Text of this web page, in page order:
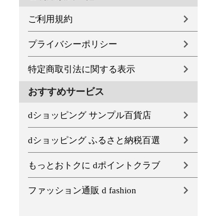
ご利用規約
プライバシーポリシー
特定商取引法に関する表示
おすすめサービス
dショッピング サンプル百貨店
dショッピング ふるさと納税百選
もっとおトクに dポイントクラブ
ファッション通販 d fashion